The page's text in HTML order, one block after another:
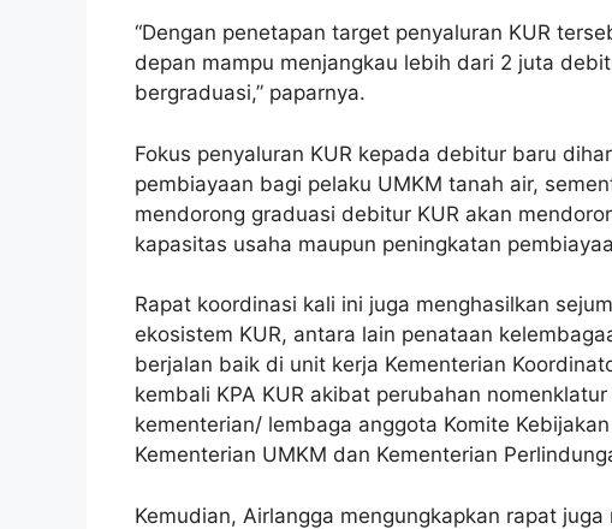
“Dengan penetapan target penyaluran KUR
depan mampu menjangkau lebih dari 2 juta
bergraduasi,” paparnya.
Fokus penyaluran KUR kepada debitur baru
pembiayaan bagi pelaku UMKM tanah air,
mendorong graduasi debitur KUR akan
kapasitas usaha maupun peningkatan
Rapat koordinasi kali ini juga menghasilkan
ekosistem KUR, antara lain penataan
berjalan baik di unit kerja Kementerian
kembali KPA KUR akibat perubahan
kementerian/ lembaga anggota Komite
Kementerian UMKM dan Kementerian
Kemudian, Airlangga mengungkapkan rapat